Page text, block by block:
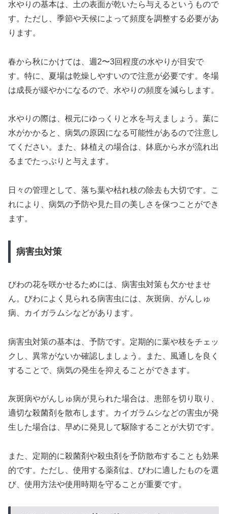
水やりの基本は、土の表面が乾いたら与えるというもので
す。ただし、季節や天候によって頻度を調整する必要があ
ります。
春から秋にかけては、週2〜3回程度の水やりが目安で
す。特に、夏場は乾燥しやすいので注意が必要です。冬場
は成長が緩やかになるので、水やりの頻度を減らします。
水やりの際は、根元にゆっくりと水を与えましょう。葉に
水がかかると、病気の原因になる可能性があるので注意し
てください。また、鉢植えの場合は、鉢底から水が流れ出
るまでたっぷりと与えます。
日々の管理として、落ち葉や枯れ枝の除去も大切です。こ
れにより、病気の予防や見た目の美しさを保つことができ
ます。
病害虫対策
びわの花を咲かせるためには、病害虫対策も欠かせませ
ん。びわによく見られる病害虫には、灰斑病、がんしゅ
病、カイガラムシなどがあります。
病害虫対策の基本は、予防です。定期的に葉や枝をチェッ
クし、異常がないか確認しましょう。また、風通しを良く
することで、病気の発生を抑えることができます。
灰斑病やがんしゅ病が見られた場合は、患部を切り取り、
適切な殺菌剤を散布します。カイガラムシなどの害虫が発
生した場合は、早めに発見して駆除することが大切です。
また、定期的に殺菌剤や殺虫剤を予防散布することも効果
的です。ただし、使用する薬剤は、びわに適したものを選
び、使用方法や使用時期を守ることが重要です。